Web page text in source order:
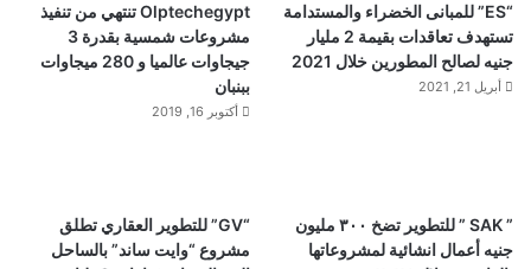
“ES” للمبانى الخضراء والمستدامة
تستهدف تعاقدات بقيمة 2 مليار
جنيه لصالح المطورين خلال 2021
أبريل 21, 2021
Olptechegypt تنتهي من تنفيذ
مشروعات شمسية بقدرة 3
جيجاوات عالميا و 280 ميجاوات
ببنبان
أكتوبر 16, 2019
” SAK ” للتطوير تضخ ٣٠٠ مليون
جنيه أعمال انشائية لمشروعاتها
“GV” للتطوير العقاري تطلق
مشروع “وايت ساند” بالساحل